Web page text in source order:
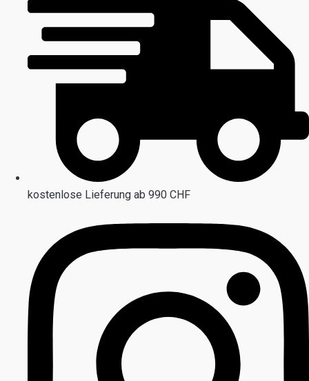
kostenlose Lieferung ab 990 CHF